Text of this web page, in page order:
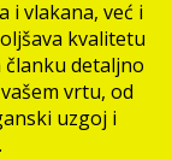
i vlakana, već i
kvalitetu
detaljno
vrtu, od
uzgoj i